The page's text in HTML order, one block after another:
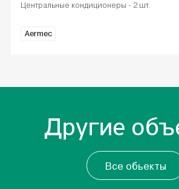
Центральные кондиционеры - 2 шт.
Aermec
Другие
Все обьекты